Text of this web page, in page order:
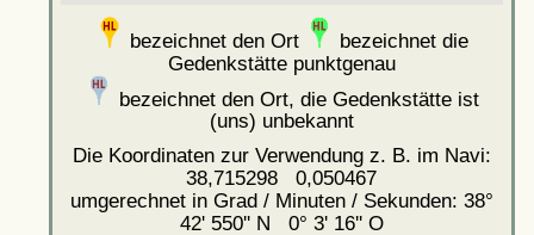
bezeichnet den Ort
bezeichnet die
Gedenkstätte punktgenau
bezeichnet den Ort, die Gedenkstätte ist
(uns) unbekannt
Die Koordinaten zur Verwendung z. B. im Navi:
38,715298 0,050467
umgerechnet in Grad / Minuten / Sekunden: 38°
42' 550'' N 0° 3' 16'' O